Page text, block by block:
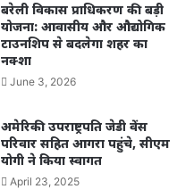
बरेली विकास प्राधिकरण की बड़ी
योजना: आवासीय और औद्योगिक
टाउनशिप से बदलेगा शहर का
नक्शा
June 3, 2026
अमेरिकी उपराष्ट्रपति जेडी वेंस
परिवार सहित आगरा पहुंचे, सीएम
योगी ने किया स्वागत
April 23, 2025